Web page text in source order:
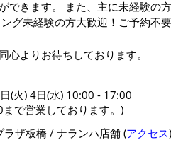
できます。 また、主に未経験の
グ未経験の方大歓迎！ご予約不
心よりお待ちしております。
(火) 4日(水) 10:00 - 17:00
で営業しております。)
ラザ板橋 / ナランハ店舗 (アクセス)